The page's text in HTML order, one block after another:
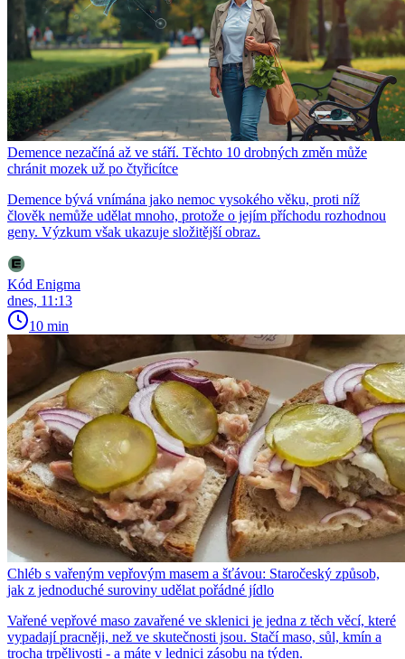
Demence nezačíná až ve stáří. Těchto 10 drobných změn může
chránit mozek už po čtyřicítce
Demence bývá vnímána jako nemoc vysokého věku, proti níž
člověk nemůže udělat mnoho, protože o jejím příchodu rozhodnou
geny. Výzkum však ukazuje složitější obraz.
Kód Enigma
dnes, 11:13
10 min
Chléb s vařeným vepřovým masem a šťávou: Staročeský způsob,
jak z jednoduché suroviny udělat pořádné jídlo
Vařené vepřové maso zavařené ve sklenici je jedna z těch věcí, které
vypadají pracněji, než ve skutečnosti jsou. Stačí maso, sůl, kmín a
trocha trpělivosti - a máte v lednici zásobu na týden.